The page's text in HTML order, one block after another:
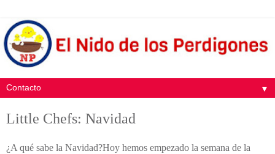
▼
Little Chefs: Navidad
¿A qué sabe la Navidad?Hoy hemos empezado la semana de la